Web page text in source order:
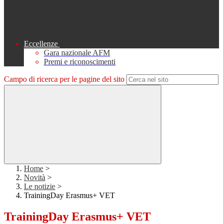
Eccellenze
Gara nazionale AFM
Premi e riconoscimenti
Campo di ricerca per le pagine del sito
Home >
Novità >
Le notizie >
TrainingDay Erasmus+ VET
TrainingDay Erasmus+ VET